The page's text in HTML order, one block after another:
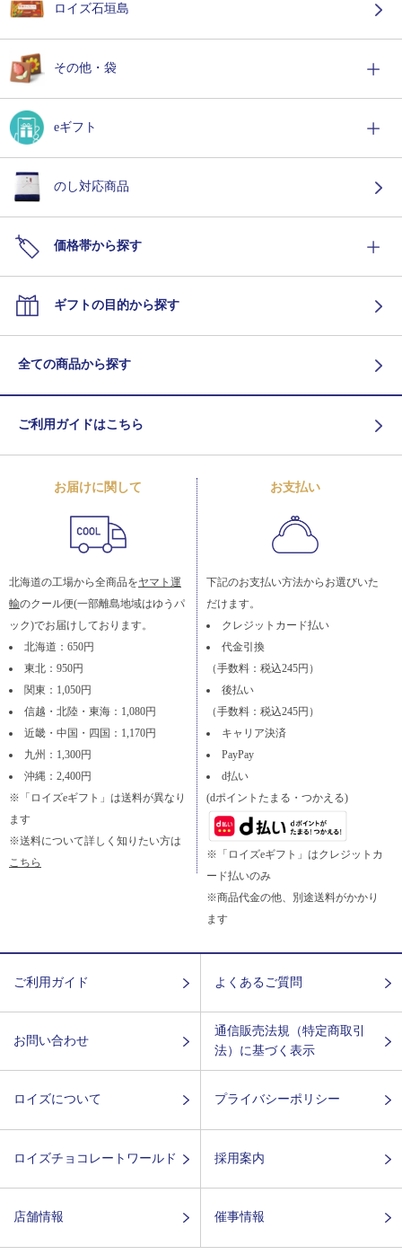
ロイズ石垣島
その他・袋
eギフト
のし対応商品
価格帯から探す
ギフトの目的から探す
全ての商品から探す
ご利用ガイドはこちら
お届けに関して
北海道の工場から全商品をヤマト運
輸のクール便(一部離島地域はゆうパ
ック)でお届けしております。
北海道：650円
東北：950円
関東：1,050円
信越・北陸・東海：1,080円
近畿・中国・四国：1,170円
九州：1,300円
沖縄：2,400円
※「ロイズeギフト」は送料が異なり
ます
※送料について詳しく知りたい方は
こちら
お支払い
下記のお支払い方法からお選びいた
だけます。
クレジットカード払い
代金引換
（手数料：税込245円）
後払い
（手数料：税込245円）
キャリア決済
PayPay
d払い
(dポイントたまる・つかえる)
※「ロイズeギフト」はクレジットカ
ード払いのみ
※商品代金の他、別途送料がかかり
ます
ご利用ガイド よくあるご質問
お問い合わせ
通信販売法規（特定商取引
法）に基づく表示
ロイズについて プライバシーポリシー
ロイズチョコレートワールド 採用案内
店舗情報 催事情報